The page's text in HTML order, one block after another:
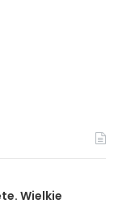
Wielkie